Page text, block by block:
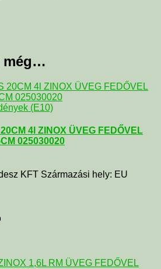
még…
(E10)
4l ZINOX ÜVEG FEDŐVEL
025030020
KFT Származási hely: EU